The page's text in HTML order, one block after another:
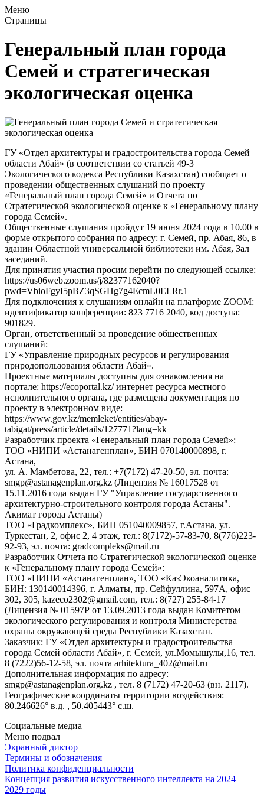
Меню
Страницы
Генеральный план города
Семей и стратегическая
экологическая оценка
ГУ «Отдел архитектуры и градостроительства города Семей
области Абай» (в соответствии со статьей 49-3
Экологического кодекса Республики Казахстан) сообщает о
проведении общественных слушаний по проекту
«Генеральный план города Семей» и Отчета по
Стратегической экологической оценке к «Генеральному плану
города Семей».
Общественные слушания пройдут 19 июня 2024 года в 10.00 в
форме открытого собрания по адресу: г. Семей, пр. Абая, 86, в
здании Областной универсальной библиотеки им. Абая, Зал
заседаний.
Для принятия участия просим перейти по следующей ссылке:
https://us06web.zoom.us/j/82377162040?
pwd=VbioFgyI5pBZ3qSGHg7g4EcmL0ELRr.1
Для подключения к слушаниям онлайн на платформе ZOOM:
идентификатор конференции: 823 7716 2040, код доступа:
901829.
Орган, ответственный за проведение общественных
слушаний:
ГУ «Управление природных ресурсов и регулирования
природопользования области Абай».
Проектные материалы доступны для ознакомления на
портале: https://ecoportal.kz/ интернет ресурса местного
исполнительного органа, где размещена документация по
проекту в электронном виде:
https://www.gov.kz/memleket/entities/abay-
tabigat/press/article/details/127771?lang=kk
Разработчик проекта «Генеральный план города Семей»:
ТОО «НИПИ «Астанагенплан», БИН 070140000898, г.
Астана,
ул. А. Мамбетова, 22, тел.: +7(7172) 47-20-50, эл. почта:
smgp@astanagenplan.org.kz (Лицензия № 16017528 от
15.11.2016 года выдан ГУ "Управление государственного
архитектурно-строительного контроля города Астаны".
Акимат города Астаны)
ТОО «Градкомплекс», БИН 051040009857, г.Астана, ул.
Туркестан, 2, офис 2, 4 этаж, тел.: 8(7172)-57-83-70, 8(776)223-
92-93, эл. почта: gradcompleks@mail.ru
Разработчик Отчета по Стратегической экологической оценке
к «Генеральному плану города Семей»:
ТОО «НИПИ «Астанагенплан», ТОО «КазЭкоаналитика,
БИН: 130140014396, г. Алматы, пр. Сейфуллина, 597А, офис
302, 305, kazeco2302@gmail.com, тел.: 8(727) 255-84-17
(Лицензия № 01597Р от 13.09.2013 года выдан Комитетом
экологического регулирования и контроля Министерства
охраны окружающей среды Республики Казахстан.
Заказчик: ГУ «Отдел архитектуры и градостроительства
города Семей области Абай», г. Семей, ул.Момышулы,16, тел.
8 (7222)56-12-58, эл. почта arhitektura_402@mail.ru
Дополнительная информация по адресу:
smgp@astanagenplan.org.kz , тел. 8 (7172) 47-20-63 (вн. 2117).
Географические координаты территории воздействия:
80.246626° в.д. , 50.405443° с.ш.
Социальные медиа
Меню подвал
Экранный диктор
Термины и обозначения
Политика конфиденциальности
Концепция развития искусственного интеллекта на 2024 –
2029 годы